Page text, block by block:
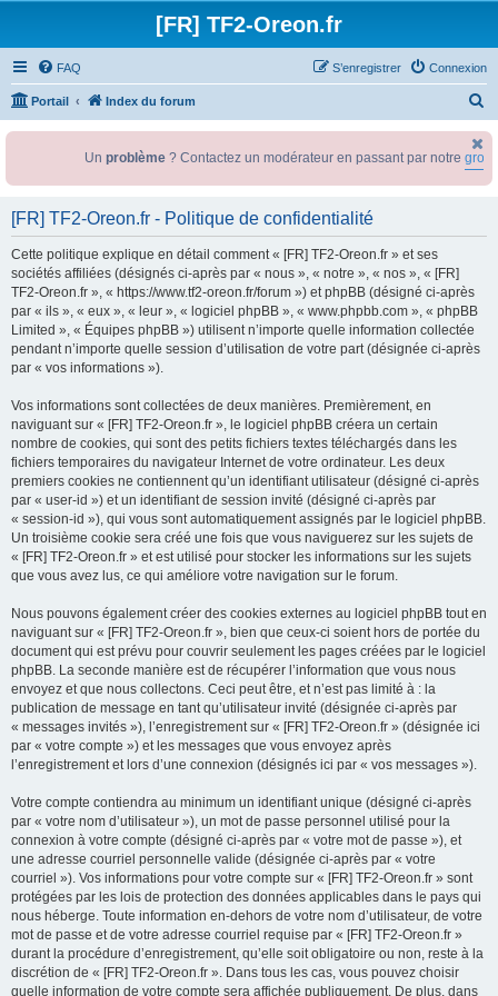
[FR] TF2-Oreon.fr
FAQ Connexion
S’enregistrer
Portail Index du forum
h
r
Unproblème? Contactez un modérateur en passant par notre
[FR] TF2-Oreon.fr - Politique de confidentialité
Cette politique explique en détail comment « [FR] TF2-Oreon.fr » et ses
sociétés affiliées (désignés ci-après par « nous », « notre », « nos », « [FR]
TF2-Oreon.fr », « https://www.tf2-oreon.fr/forum ») et phpBB (désigné ci-après
par « ils », « eux », « leur », « logiciel phpBB », « www.phpbb.com », « phpBB
Limited », « Équipes phpBB ») utilisent n’importe quelle information collectée
pendant n’importe quelle session d’utilisation de votre part (désignée ci-après
par « vos informations »).
Vos informations sont collectées de deux manières. Premièrement, en
naviguant sur « [FR] TF2-Oreon.fr », le logiciel phpBB créera un certain
nombre de cookies, qui sont des petits fichiers textes téléchargés dans les
fichiers temporaires du navigateur Internet de votre ordinateur. Les deux
premiers cookies ne contiennent qu’un identifiant utilisateur (désigné ci-après
par « user-id ») et un identifiant de session invité (désigné ci-après par
« session-id »), qui vous sont automatiquement assignés par le logiciel phpBB.
Un troisième cookie sera créé une fois que vous naviguerez sur les sujets de
« [FR] TF2-Oreon.fr » et est utilisé pour stocker les informations sur les sujets
que vous avez lus, ce qui améliore votre navigation sur le forum.
Nous pouvons également créer des cookies externes au logiciel phpBB tout en
naviguant sur « [FR] TF2-Oreon.fr », bien que ceux-ci soient hors de portée du
document qui est prévu pour couvrir seulement les pages créées par le logiciel
phpBB. La seconde manière est de récupérer l’information que vous nous
envoyez et que nous collectons. Ceci peut être, et n’est pas limité à : la
publication de message en tant qu’utilisateur invité (désignée ci-après par
« messages invités »), l’enregistrement sur « [FR] TF2-Oreon.fr » (désignée ici
par « votre compte ») et les messages que vous envoyez après
l’enregistrement et lors d’une connexion (désignés ici par « vos messages »).
Votre compte contiendra au minimum un identifiant unique (désigné ci-après
par « votre nom d’utilisateur »), un mot de passe personnel utilisé pour la
connexion à votre compte (désigné ci-après par « votre mot de passe »), et
une adresse courriel personnelle valide (désignée ci-après par « votre
courriel »). Vos informations pour votre compte sur « [FR] TF2-Oreon.fr » sont
protégées par les lois de protection des données applicables dans le pays qui
nous héberge. Toute information en-dehors de votre nom d’utilisateur, de votre
mot de passe et de votre adresse courriel requise par « [FR] TF2-Oreon.fr »
durant la procédure d’enregistrement, qu’elle soit obligatoire ou non, reste à la
discrétion de « [FR] TF2-Oreon.fr ». Dans tous les cas, vous pouvez choisir
quelle information de votre compte sera affichée publiquement. De plus, dans